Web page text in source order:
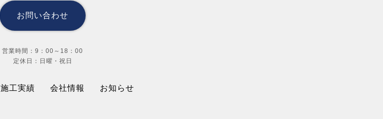
お問い合わせ
営業時間：9：00～18：00
定休日：日曜・祝日
施工実績 会社情報 お知らせ